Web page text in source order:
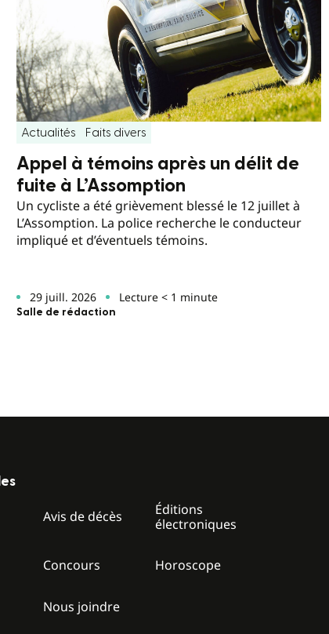
Actualités Faits divers
Appel à témoins après un délit de
fuite à L’Assomption
Un cycliste a été grièvement blessé le 12 juillet à
L’Assomption. La police recherche le conducteur
impliqué et d’éventuels témoins.
29 juill. 2026 Lecture < 1 minute
Salle de rédaction
Avis de décès
Éditions
électroniques
Concours Horoscope
Nous joindre